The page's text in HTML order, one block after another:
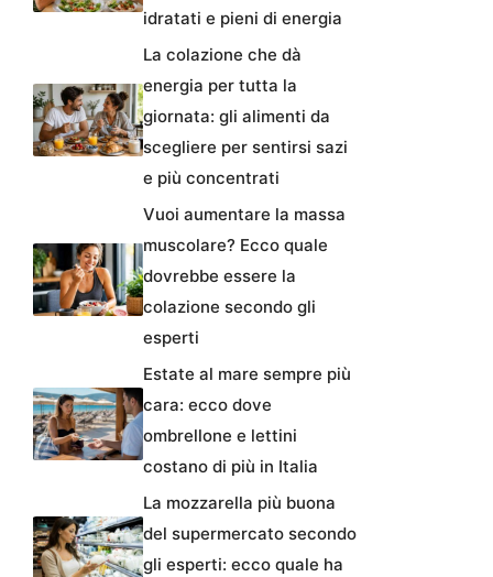
idratati e pieni di energia
La colazione che dà
energia per tutta la
giornata: gli alimenti da
scegliere per sentirsi sazi
e più concentrati
Vuoi aumentare la massa
muscolare? Ecco quale
dovrebbe essere la
colazione secondo gli
esperti
Estate al mare sempre più
cara: ecco dove
ombrellone e lettini
costano di più in Italia
La mozzarella più buona
del supermercato secondo
gli esperti: ecco quale ha